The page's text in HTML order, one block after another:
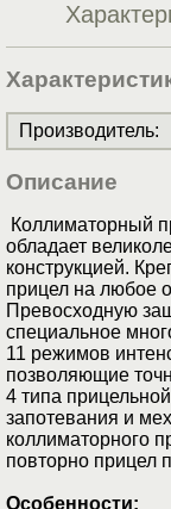
Производитель:
Описание
Коллиматорный
обладает
конструкцией.
прицел на любое
Превосходную
специальное
11 режимов
позволяющие
4 типа
запотевания и
коллиматорного
повторно прицел
Особенности: